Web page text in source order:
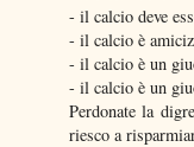
- il calcio deve
- il calcio è
- il calcio è un
- il calcio è un
Perdonate la
riesco a